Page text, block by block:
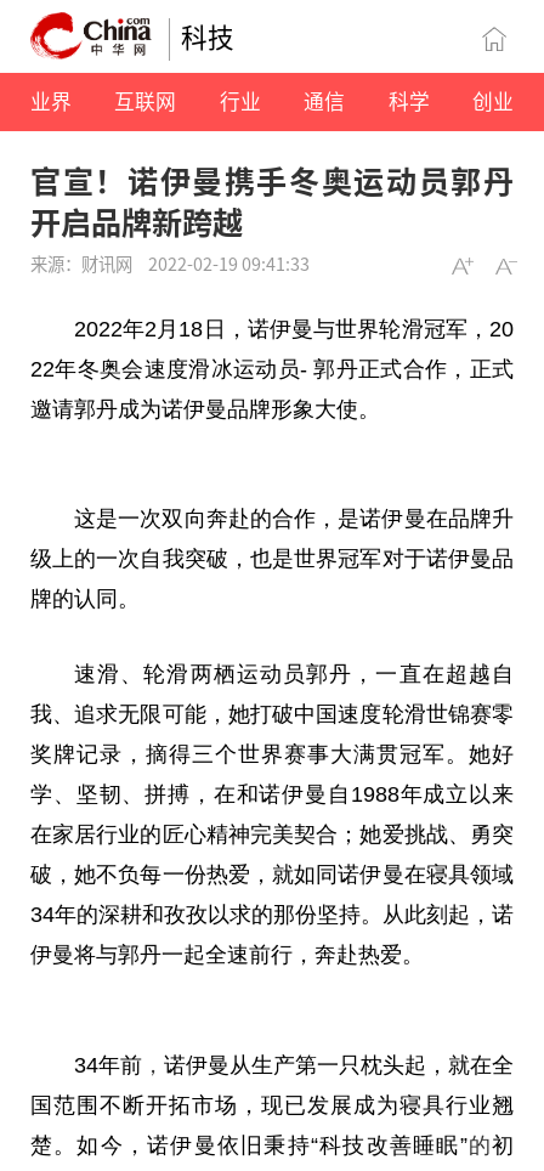
科技
业界 互联网 行业 通信 科学 创业
官宣！诺伊曼携手冬奥运动员郭丹
开启品牌新跨越
来源：财讯网 2022-02-19 09:41:33
2022年2月18日，诺伊曼与世界轮滑冠军，20
22年冬奥会速度滑冰运动员- 郭丹正式合作，正式
邀请郭丹成为诺伊曼品牌形象大使。
这是一次双向奔赴的合作，是诺伊曼在品牌升
级上的一次自我突破，也是世界冠军对于诺伊曼品
牌的认同。
速滑、轮滑两栖运动员郭丹，一直在超越自
我、追求无限可能，她打破中国速度轮滑世锦赛零
奖牌记录，摘得三个世界赛事大满贯冠军。她好
学、坚韧、拼搏，在和诺伊曼自1988年成立以来
在家居行业的匠心精神完美契合；她爱挑战、勇突
破，她不负每一份热爱，就如同诺伊曼在寝具领域
34年的深耕和孜孜以求的那份坚持。从此刻起，诺
伊曼将与郭丹一起全速前行，奔赴热爱。
34年前 ， 诺伊曼从生产第一只枕头起，就在全
国范围不断开拓市场，现已发展成为寝具行业翘
楚。如今，诺伊曼依旧秉持“科技改善睡眠”的初